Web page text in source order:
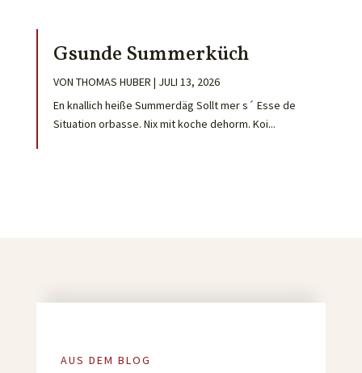
Gsunde Summerküch
VON THOMAS HUBER | JULI 13, 2026
En knallich heiße Summerdäg Sollt mer s´ Esse de
Situation orbasse. Nix mit koche dehorm. Koi...
AUS DEM BLOG